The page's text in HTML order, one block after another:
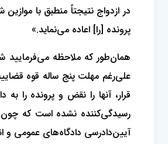
در ازدواج نتیجتاً منطبق با
پرونده [را] اعاده می‌نماید.»
علی‌رغم مهلت پنج ساله قوه
قرار، آنها را نقض و پرونده را
آیین‌دادرسی دادگاه‌های عمومی و